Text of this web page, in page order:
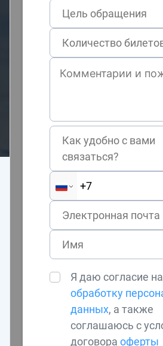
Цель обращения
Как удобно с вами
связаться?
Я даю согласие на
обработку
данных, а также
соглашаюсь с
договораоферты